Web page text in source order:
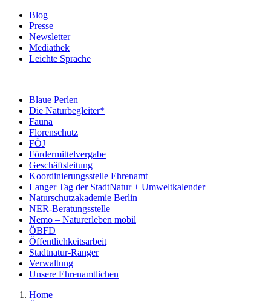
Blog
Presse
Newsletter
Mediathek
Leichte Sprache
Blaue Perlen
Die Naturbegleiter*
Fauna
Florenschutz
FÖJ
Fördermittelvergabe
Geschäftsleitung
Koordinierungsstelle Ehrenamt
Langer Tag der StadtNatur + Umweltkalender
Naturschutzakademie Berlin
NER-Beratungsstelle
Nemo – Naturerleben mobil
ÖBFD
Öffentlichkeitsarbeit
Stadtnatur-Ranger
Verwaltung
Unsere Ehrenamtlichen
Home